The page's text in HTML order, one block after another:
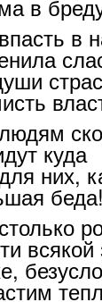
в
в
куда
них,
беда!
всякой